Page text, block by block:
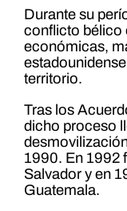
Durante su
conflicto bélico
económicas,
territorio.
Tras los
dicho proceso
1990. En 1992
Salvador y en
Guatemala.